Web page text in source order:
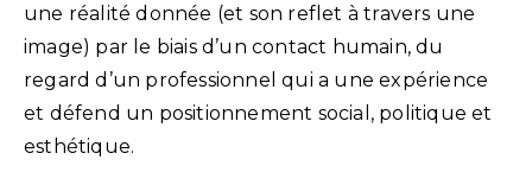
une réalité donnée (et son reflet à travers une
image) par le biais d’un contact humain, du
regard d’un professionnel qui a une expérience
et défend un positionnement social, politique et
esthétique.